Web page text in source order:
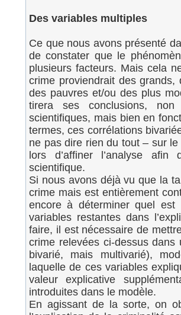
Des variables multiples
Ce que nous avons présenté
de constater que le
plusieurs facteurs. Mais cela
crime proviendrait des
des pauvres et/ou des plus
tirera ses conclusions,
scientifiques, mais bien en
termes, ces corrélations
ne pas dire rien du tout – sur
lors d’affiner l’analyse
scientifique.
Si nous avons déjà vu que la
crime mais est entièrement
encore à déterminer quel
variables restantes dans
faire, il est nécessaire de
crime relevées ci-dessus
bivarié, mais multivarié),
laquelle de ces variables
valeur explicative
introduites dans le modèle.
En agissant de la sorte, on